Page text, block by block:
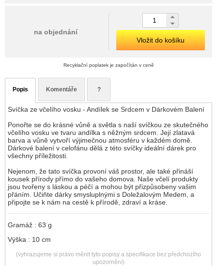
na objednání
Vložit do košíku
Recyklační poplatek je započítán v ceně
Popis Komentáře ?
Svíčka ze včelího vosku - Andílek se Srdcem v Dárkovém Balení
Ponořte se do krásné vůně a světla s naší svíčkou ze skutečného
včelího vosku ve tvaru andílka s něžným srdcem. Její zlatavá
barva a vůně vytvoří výjimečnou atmosféru v každém domě.
Dárkové balení v celofánu dělá z této svíčky ideální dárek pro
všechny příležitosti.
Nejenom, že tato svíčka provoní váš prostor, ale také přináší
kousek přírody přímo do vašeho domova. Naše včelí produkty
jsou tvořeny s láskou a péčí a mohou být přizpůsobeny vašim
přáním. Učiňte dárky smysluplnými s Doležalovým Medem, a
připojte se k nám na cestě k přírodě, zdraví a kráse.
Gramáž : 63 g
Výška : 10 cm
(vyhrazujeme si právo měnit tyto popisy a specifikace bez předchozího
upozornění)